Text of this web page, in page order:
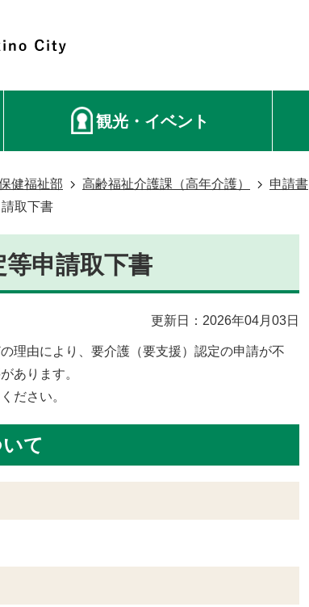
観光・イベント
健福祉部 高齢福祉介護課（高年介護） 申請書
取下書
申請取下書
更新日：2026年04月03日
理由により、要介護（要支援）認定の申請が不
あります。
ださい。
て